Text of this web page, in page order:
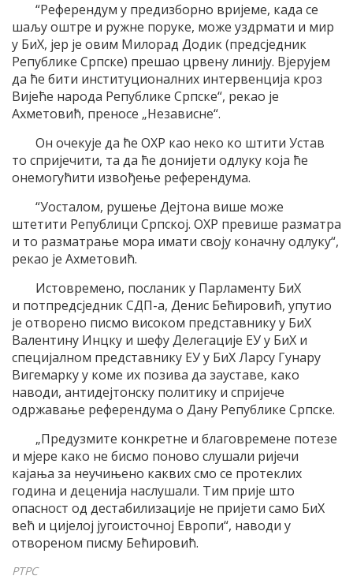
“Референдум у предизборно вријеме, када се
шаљу оштре и ружне поруке, може уздрмати и мир
у БиХ, јер је овим Милорад Додик (предсједник
Републике Српске) прешао црвену линију. Вјерујем
да ће бити институционалних интервенција кроз
Вијеће народа Републике Српске“, рекао је
Ахметовић, преносе „Независне“.
Он очекује да ће ОХР као неко ко штити Устав
то спријечити, та да ће донијети одлуку која ће
онемогућити извођење референдума.
“Уосталом, рушење Дејтона више може
штетити Републици Српској. ОХР превише разматра
и то разматрање мора имати своју коначну одлуку“,
рекао је Ахметовић.
Истовремено, посланик у Парламенту БиХ
и потпредсједник СДП-а, Денис Бећировић, упутио
је отворено писмо високом представнику у БиХ
Валентину Инцку и шефу Делегације ЕУ у БиХ и
специјалном представнику ЕУ у БиХ Ларсу Гунару
Вигемарку у коме их позива да зауставе, како
наводи, антидејтонску политику и спријече
одржавање референдума о Дану Републике Српске.
„Предузмите конкретне и благовремене потезе
и мјере како не бисмо поново слушали ријечи
кајања за неучињено каквих смо се протеклих
година и деценија наслушали. Тим прије што
опасност од дестабилизације не пријети само БиХ
већ и цијелој југоисточној Европи“, наводи у
отвореном писму Бећировић.
РТРС